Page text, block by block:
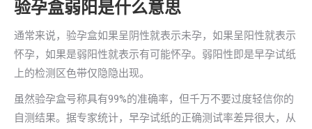
验孕盒弱阳是什么意思
通常来说，验孕盒如果呈阴性就表示未孕，如果呈阳性就表示
怀孕，如果是弱阳性就表示有可能怀孕。弱阳性即是早孕试纸
上的检测区色带仅隐隐出现。
虽然验孕盒号称具有99%的准确率，但千万不要过度轻信你的
自测结果。据专家统计，早孕试纸的正确测试率差异很大，从